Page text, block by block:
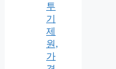
투
기
제
원,
가